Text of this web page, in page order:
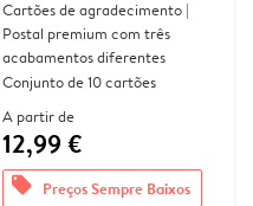
Cartões de agradecimento |
Postal premium com três
acabamentos diferentes
Conjunto de 10 cartões
A partir de
12,99 €
offers Preços Sempre Baixos